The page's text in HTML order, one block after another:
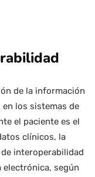
de la información
los sistemas de
el paciente es el
clínicos, la
interoperabilidad
electrónica, según